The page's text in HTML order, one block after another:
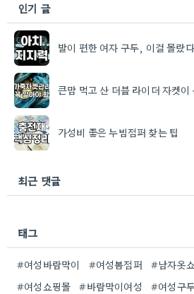
인기 글
발이 편한 여자 구두, 이걸 몰랐
큰맘 먹고 산 더블 라이더 자켓
가성비 좋은 누빔점퍼 찾는 팁
최근 댓글
태그
#여성바람막이 #여성봄점퍼 #남자옷
#여성쇼핑몰
#바람막이여성 #여성구